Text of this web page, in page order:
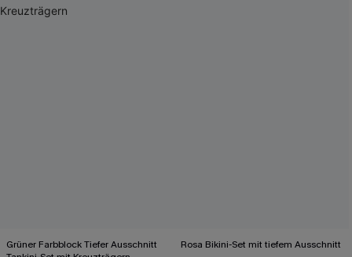
Grüner Farbblock Tiefer Ausschnitt
Rosa Bikini-Set mit tiefem Ausschnitt